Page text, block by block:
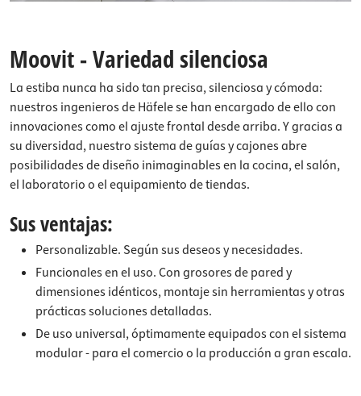
Moovit - Variedad silenciosa
La estiba nunca ha sido tan precisa, silenciosa y cómoda:
nuestros ingenieros de Häfele se han encargado de ello con
innovaciones como el ajuste frontal desde arriba. Y gracias a
su diversidad, nuestro sistema de guías y cajones abre
posibilidades de diseño inimaginables en la cocina, el salón,
el laboratorio o el equipamiento de tiendas.
Sus ventajas:
Personalizable. Según sus deseos y necesidades.
Funcionales en el uso. Con grosores de pared y
dimensiones idénticos, montaje sin herramientas y otras
prácticas soluciones detalladas.
De uso universal, óptimamente equipados con el sistema
modular - para el comercio o la producción a gran escala.